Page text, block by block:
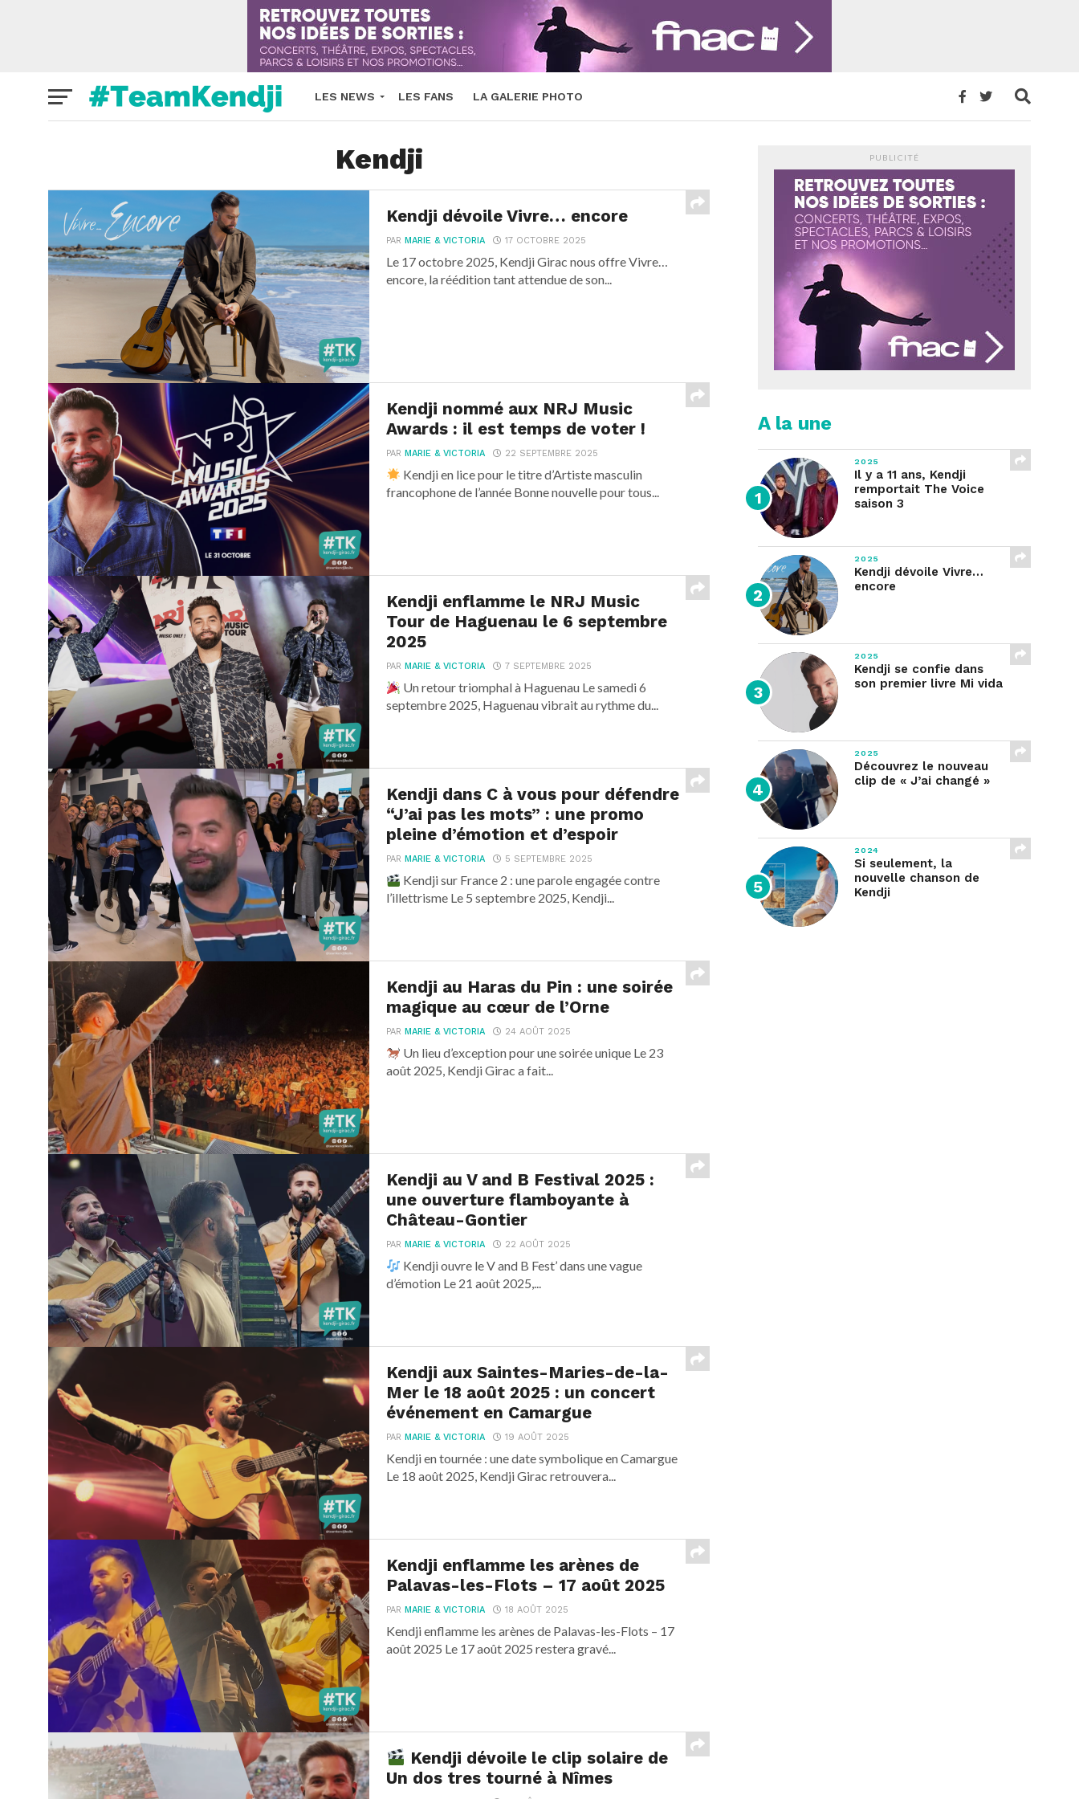
LES NEWS LES FANS LA GALERIE PHOTO
Kendji
Kendji dévoile Vivre… encore
PARMARIE & VICTORIA 17 OCTOBRE 2025
Le 17 octobre 2025, Kendji Girac nous offre Vivre…
encore, la réédition tant attendue de son...
Kendji nommé aux NRJ Music
Awards : il est temps de voter !
PARMARIE & VICTORIA 22 SEPTEMBRE 2025
Kendji en lice pour le titre d’Artiste masculin
francophone de l’année Bonne nouvelle pour tous...
Kendji enflamme le NRJ Music
Tour de Haguenau le 6 septembre
2025
PARMARIE & VICTORIA 7 SEPTEMBRE 2025
Un retour triomphal à Haguenau Le samedi 6
septembre 2025, Haguenau vibrait au rythme du...
Kendji dans C à vous pour défendre
“J’ai pas les mots” : une promo
pleine d’émotion et d’espoir
PARMARIE & VICTORIA 5 SEPTEMBRE 2025
Kendji sur France 2 : une parole engagée contre
l’illettrisme Le 5 septembre 2025, Kendji...
Kendji au Haras du Pin : une soirée
magique au cœur de l’Orne
PARMARIE & VICTORIA 24 AOÛT 2025
Un lieu d’exception pour une soirée unique Le 23
août 2025, Kendji Girac a fait...
Kendji au V and B Festival 2025 :
une ouverture flamboyante à
Château-Gontier
PARMARIE & VICTORIA 22 AOÛT 2025
Kendji ouvre le V and B Fest’ dans une vague
d’émotion Le 21 août 2025,...
Kendji aux Saintes-Maries-de-la-
Mer le 18 août 2025 : un concert
événement en Camargue
PARMARIE & VICTORIA 19 AOÛT 2025
Kendji en tournée : une date symbolique en Camargue
Le 18 août 2025, Kendji Girac retrouvera...
Kendji enflamme les arènes de
Palavas-les-Flots – 17 août 2025
PARMARIE & VICTORIA 18 AOÛT 2025
Kendji enflamme les arènes de Palavas-les-Flots – 17
août 2025 Le 17 août 2025 restera gravé...
Kendji dévoile le clip solaire de
Un dos tres tourné à Nîmes
PUBLICITÉ
A la une
2025
Il y a 11 ans, Kendji
remportait The Voice
saison 3
2025
Kendji dévoile Vivre…
encore
2025
Kendji se confie dans
son premier livre Mi vida
2025
Découvrez le nouveau
clip de « J’ai changé »
2024
Si seulement, la
nouvelle chanson de
Kendji